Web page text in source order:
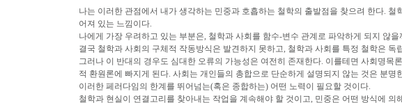
나는 이러한 관점에서 내가 생각하는 민중과 호흡하는 철학의 출발점을 찾으려 한다.
어져 있는 느낌이다.
나에게 가장 우려하고 있는 부분은, 철학과 사회를 함수-변수 관계로 파악하게 되지 않
결국 철학과 사회의 구체적 작동방식은 발견하지 못하고, 철학과 사회를 특정 철학은
그러나 이 반대의 경우도 심대한 오류의 가능성은 여전히 존재한다. 이를테면 사회명
적 환원론에 빠지게 된다. 사회는 개인들의 총합으로 단순하게 설명되지 않는 것은 분명
이러한 페러다임의 한계를 뛰어넘는(혹은 종합하는) 어떤 노력이 필요할 것이다.
철학과 현실이 연결고리를 찾아내는 작업을 계속해야 할 것이고, 민중은 어떤 방식에